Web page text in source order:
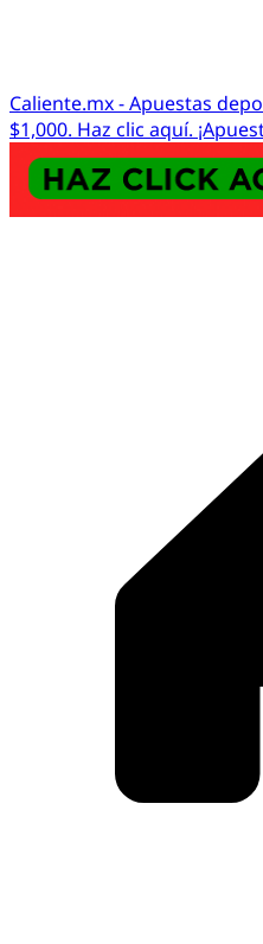
Caliente.mx - Apuestas
$1,000. Haz clic aquí.